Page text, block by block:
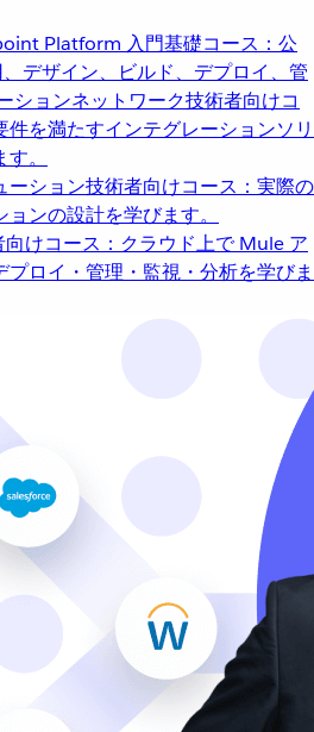
Platform 入門基礎コース：公
デザイン、ビルド、デプロイ、管
ションネットワーク技術者向けコ
を満たすインテグレーションソリ
。
ーション技術者向けコース：実際の
ンの設計を学びます。
けコース：クラウド上で Mule ア
ロイ・管理・監視・分析を学びま